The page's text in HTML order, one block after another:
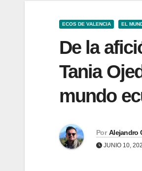
ECOS DE VALENCIA EL
De la
Tania
mundo
Por Alejandro
JUNIO 10,